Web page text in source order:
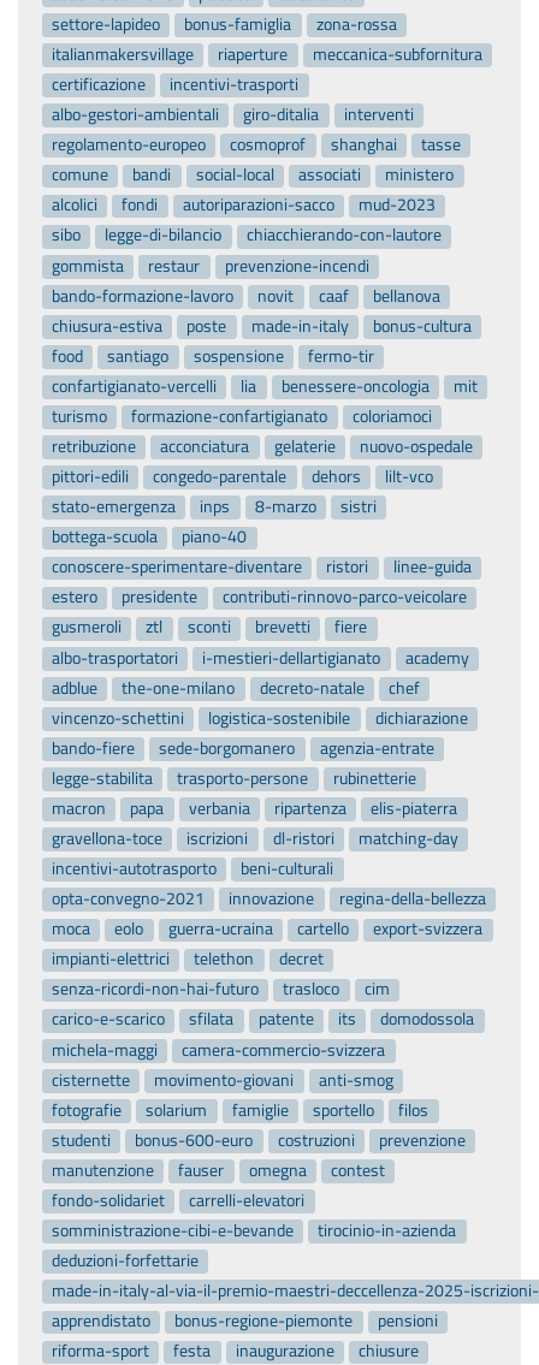
settore-lapideo
bonus-famiglia
zona-rossa
italianmakersvillage
riaperture
meccanica-subfornitura
certificazione
incentivi-trasporti
albo-gestori-ambientali
giro-ditalia
interventi
regolamento-europeo
cosmoprof shanghai
tasse
comune
bandi social-local associati
ministero
alcolici
fondi autoriparazioni-sacco
mud-2023
sibo
legge-di-bilancio
chiacchierando-con-lautore
gommista
restaur
prevenzione-incendi
bando-formazione-lavoro
novit caaf
bellanova
chiusura-estiva
poste made-in-italy
bonus-cultura
food
santiago sospensione
fermo-tir
confartigianato-vercelli
lia benessere-oncologia
mit
turismo
formazione-confartigianato
coloriamoci
retribuzione
acconciatura gelaterie
nuovo-ospedale
pittori-edili
congedo-parentale dehors
lilt-vco
stato-emergenza
inps 8-marzo
sistri
bottega-scuola
piano-40
conoscere-sperimentare-diventare
ristori
linee-guida
estero
presidente
contributi-rinnovo-parco-veicolare
gusmeroli
ztl sconti brevetti
fiere
albo-trasportatori
i-mestieri-dellartigianato
academy
adblue
the-one-milano decreto-natale
chef
vincenzo-schettini
logistica-sostenibile
dichiarazione
bando-fiere
sede-borgomanero
agenzia-entrate
legge-stabilita
trasporto-persone
rubinetterie
macron
papa verbania ripartenza
elis-piaterra
gravellona-toce
iscrizioni dl-ristori
matching-day
incentivi-autotrasporto
beni-culturali
opta-convegno-2021
innovazione
regina-della-bellezza
moca
eolo guerra-ucraina cartello
export-svizzera
impianti-elettrici
telethon
decret
senza-ricordi-non-hai-futuro
trasloco
cim
carico-e-scarico
sfilata patente its
domodossola
michela-maggi
camera-commercio-svizzera
cisternette
movimento-giovani
anti-smog
fotografie
solarium famiglie sportello
filos
studenti
bonus-600-euro costruzioni
prevenzione
manutenzione
fauser omegna
contest
fondo-solidariet
carrelli-elevatori
somministrazione-cibi-e-bevande
tirocinio-in-azienda
deduzioni-forfettarie
made-in-italy-al-via-il-premio-maestri-deccellenza-2025-
apprendistato
bonus-regione-piemonte
pensioni
riforma-sport
festa inaugurazione
chiusure